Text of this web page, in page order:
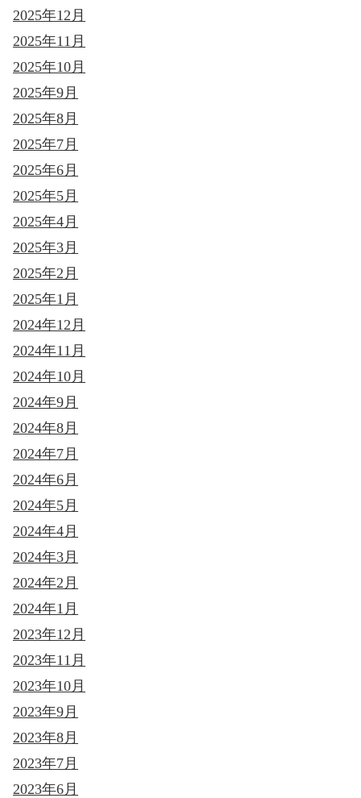
2025年12月
2025年11月
2025年10月
2025年9月
2025年8月
2025年7月
2025年6月
2025年5月
2025年4月
2025年3月
2025年2月
2025年1月
2024年12月
2024年11月
2024年10月
2024年9月
2024年8月
2024年7月
2024年6月
2024年5月
2024年4月
2024年3月
2024年2月
2024年1月
2023年12月
2023年11月
2023年10月
2023年9月
2023年8月
2023年7月
2023年6月